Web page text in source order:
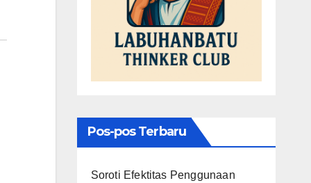
Pos-pos Terbaru
Soroti Efektitas Penggunaan